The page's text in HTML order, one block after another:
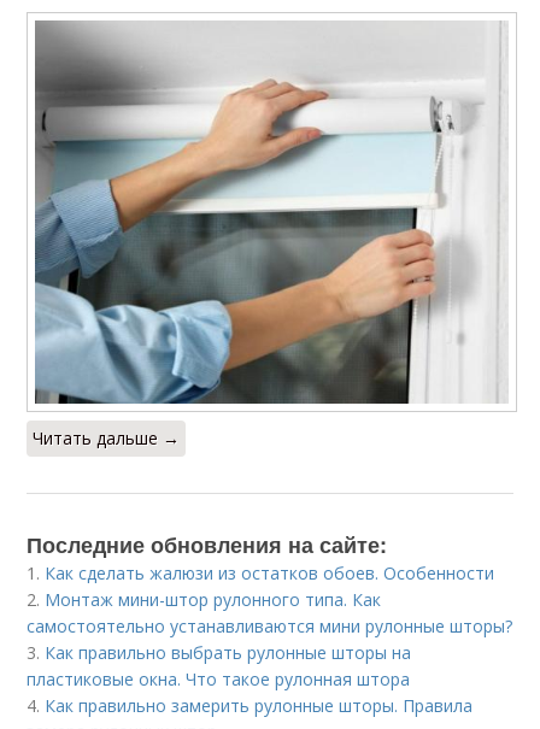
Читать дальше →
Последние обновления на сайте:
1. Как сделать жалюзи из остатков обоев. Особенности
2. Монтаж мини-штор рулонного типа. Как
самостоятельно устанавливаются мини рулонные шторы?
3. Как правильно выбрать рулонные шторы на
пластиковые окна. Что такое рулонная штора
4. Как правильно замерить рулонные шторы. Правила